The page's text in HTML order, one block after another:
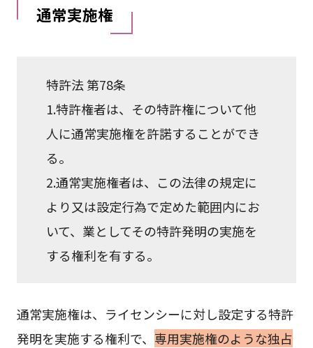
通常実施権
特許法 第78条
1.特許権者は、その特許権について他
人に通常実施権を許諾することができ
る。
2.通常実施権者は、この法律の規定に
より又は設定行為で定めた範囲内にお
いて、業としてその特許発明の実施を
する権利を有する。
通常実施権は、ライセンシーに対し設定する特許
発明を実施する権利で、 専用実施権のような独占